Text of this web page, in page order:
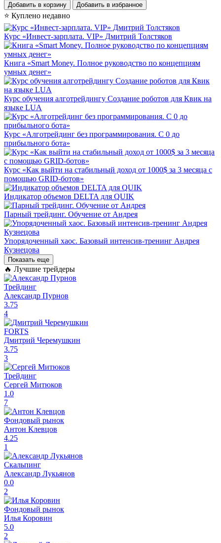
Добавить в корзину Добавить в избранное
⭐ Куплено недавно
Курс «Инвест-зарплата. VIP» Дмитрий Толстяков
Книга «Smart Money. Полное руководство по концепциям
умных денег»
Курс обучения алготрейдингу Создание роботов для Квик на
языке LUA
Курс «Алготрейдинг без программирования. С 0 до
прибыльного бота»
Курс «Как выйти на стабильный доход от 1000$ за 3 месяца с
помощью GRID-ботов»
Индикатор объемов DELTA для QUIK
Парный трейдинг. Обучение от Андрея
Упорядоченный хаос. Базовый интенсив-тренинг Андрея
Кузнецова
Показать еще
🔥 Лучшие трейдеры
Трейдинг
Александр Пурнов
3.75
4
FORTS
Дмитрий Черемушкин
3.75
3
Трейдинг
Сергей Митюков
1.0
7
Фондовый рынок
Антон Клевцов
4.25
1
Скальпинг
Александр Лукьянов
0.0
2
Фондовый рынок
Илья Коровин
5.0
2